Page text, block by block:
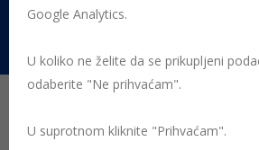
Rujevica 9/1, 51000 Rijeka
Vozački bonton
7 savjeta kako biti ljubazniji vozač i
Google Analytics.
U koliko ne želite da se prikupljeni
odaberite "Ne prihvaćam".
U suprotnom kliknite "Prihvaćam".